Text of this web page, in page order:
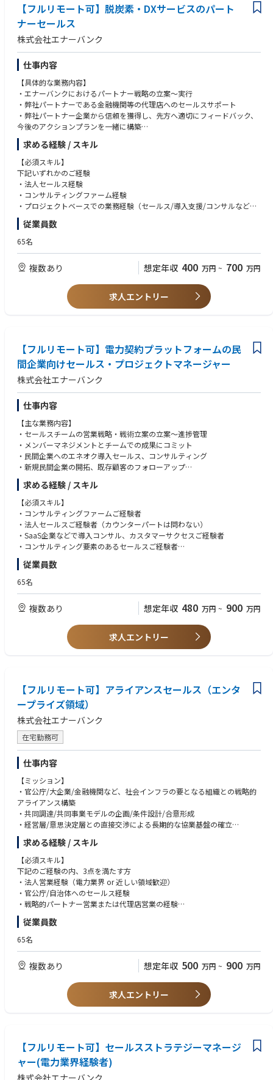
・福島県南相馬市【第３種電気主任技術者】
・福島県白河市【第２種電気主任技術者】
・福島県白河市【第３種電気主任技術者】
・福島県須賀川市【第３種電気主任技術者】
・福島県福島市【第２種電気主任技術者】
・福島県福島市【第３種電気主任技術者】
・福島県いわき市【第２種電気主任技術者】
・福島県いわき市【第３種電気主任技術者】
・福島県二本松市【第２種電気主任技術者】
・福島県楢葉町【第２種電気主任技術者】
～関東エリア～（茨城県、栃木県、群馬県、埼玉県、千葉県、東京都、神
奈川県、山梨県、長野県）
・茨城県久慈郡【第３種電気主任技術者】
・茨城県常陸太田市【第３種電気主任技術者】
・茨城県つくばみらい市【第２種電気主任技術者】
・茨城県美浦村【第２種電気主任技術者】
・茨城県高萩市【第２種電気主任技術者】
・栃木県栃木市【第２種電気主任技術者】
・栃木県栃木市【第３種電気主任技術者】
・栃木県宇都宮市【第２種電気主任技術者】
・群馬県高崎市【第２種電気主任技術者】
・埼玉県熊谷市【第２種電気主任技術者】
・千葉県市原市【第３種電気主任技術者】
・千葉県神埼町【第２種電気主任技術者】
・神奈川県厚木市【第３種電気主任技術者】
・長野県諏訪市【第３種電気主任技術者】
・長野県駒ケ根市【第２種電気主任技術者】
～北陸、中部エリア～（新潟県、富山県、石川県、福井県、岐阜県、静岡
県、愛知県、三重県）
・新潟県阿賀野市【第３種電気主任技術者】
・富山県高岡市【第３種電気主任技術者】
・石川県宝達志水町【第３種電気主任技術者】
・石川県能美市【第３種電気主任技術者】
・石川県鳳珠郡穴水町【第２種電気主任技術者】
・石川県七尾市【第２種電気主任技術者】
・岐阜県高山市【第２種電気主任技術者】
・三重県伊勢市【第２種電気主任技術者】
・三重県四日市市【第２種電気主任技術者】
～近畿エリア～（滋賀県、京都府、大阪府、兵庫県、奈良県、和歌山県）
・和歌山県和歌山市【第２種電気主任技術者】
・大阪府枚方市【第２種電気主任技術者】
・大阪府吹田市【第２種電気主任技術者】
・和歌山県和歌山市【第２種電気主任技術者】
～中国、四国エリア～（鳥取県、島根県、岡山県、広島県、山口県、徳島
県、香川県、愛媛県、高知県）
・広島県三次市【第２種電気主任技術者】
・山口県山口市【第２種電気主任技術者】
・山口県柳井市【第２種電気主任技術者】
～九州、沖縄エリア～（福岡県、佐賀県、長崎県、熊本県、大分県、宮崎
県、鹿児島県、沖縄県）
・大分県別府市【第２種電気主任技術者】
・大分県別府市【第３種電気主任技術者】
・宮崎県宮崎市【第２種電気主任技術者】
・宮崎県宮崎市【第３種電気主任技術者】
・宮崎県高鍋町【第２種電気主任技術者】
・宮崎県高鍋町【第３種電気主任技術者】
・鹿児島県指宿市【第２種電気主任技術者】
【保安業務従事者】※第3種電気主任技術者もしくは第2種電気主任技術者
の資格をお持ちの方
～北海道、東北エリア～（青森県、岩手県、宮城県、秋田県、山形県、福
島県）
・青森県八戸市【電気保安業務従事者】
・岩手県一関市【電気保安業務従事者】
・福島県南相馬市【電気保安業務従事者】
～関東エリア～（茨城県、栃木県、群馬県、埼玉県、千葉県、東京都、神
奈川県、山梨県、長野県）
・茨城県行方市【電気保安業務従事者】
・栃木県宇都宮市【電気保安業務従事者】
・埼玉県熊谷市【電気保安業務従事者】
・千葉県市原市【電気保安業務従事者】
・神奈川県厚木市【電気保安業務従事者】
【電気工事士ポジション】
～北海道、東北エリア～（青森県、岩手県、宮城県、秋田県、山形県、福
島県）
・宮城県鬼首【電気工事士】
・福島県白河市【電気工事士】
・福島県須賀川市【電気工事士】
～北陸、中部エリア～（新潟県、富山県、石川県、福井県、岐阜県、静岡
県、愛知県、三重県）
・富山県高岡市【電気工事士】
・石川県宝達志水町【電気工事士】
【フルリモート可】脱炭素・DXサービスのパート
ナーセールス
株式会社エナーバンク
仕事内容
【具体的な業務内容】
・エナーバンクにおけるパートナー戦略の立案〜実行
・弊社パートナーである金融機関等の代理店へのセールスサポート
・弊社パートナー企業から信頼を獲得し、先方へ適切にフィードバック、
今後のアクションプランを一緒に構築
・自治体企業、民間企業の新規開拓
・顧客に電力状況を提示するための情報をヒアリングし、資料化
・既存顧客、代理店へのフォロー
・エネオク導入が決定した企業に対する、電力調達までのカスタマーサク
セス
・社内PMチーム、オペレーションチームとの連携
・セールスやプロジェクトに関わる各種資料作成
・オペレーション各種の合理化、効率化
・新規自治体の開拓、既存顧客のフォローアップ
・入社時に、ご希望と弊社の期待値をすり合わせ取り組んでいただきま
・電力業界の知見を資料やメンバー、取締役からインプット。
（業界知見がなくとも、早期にキャチアップ、独り立ちができる体制をと
求める経験 / スキル
【必須スキル】
下記いずれかのご経験
・法人セールス経験
・コンサルティングファーム経験
・プロジェクトベースでの業務経験（セールス/導入支援/コンサルなど）
【歓迎スキル】
・官公庁/自治体向け営業やプロジェクト経験
・提案資料作成やプレゼンテーションスキル
【求める人物像】
・ミッション、バリューに共感し、事業成長を“自分ごと”として楽しめる
喜びを感じられる方
・完全リモート環境でも自律的に行動し、質の高いコミュニケーションを
取れる方
従業員数
65名
複数あり 想定年収 400 万円 ~ 700 万円
求人エントリー
【フルリモート可】電力契約プラットフォームの民
間企業向けセールス・プロジェクトマネージャー
株式会社エナーバンク
仕事内容
【主な業務内容】
・セールスチームの営業戦略・戦術立案の立案〜進捗管理
・メンバーマネジメントとチームでの成果にコミット
・民間企業へのエネオク導入セールス、コンサルティング
・新規民間企業の開拓、既存顧客のフォローアップ
・セールスストーリーの構築（サービスの価値、意味など）
・プロジェクトに関わるステークホルダーとの調整
・エネオク導入が決定した自治体に対する、電力調達までのカスタマーサ
クセス
・社内PMチーム、オペレーションチームとの連携
・ナレッジを体系化し、チームスキルを平準化
・オペレーション各種の合理化、効率化
【仕事のやりがい】
・スタートアップ初期のコアメンバーとして、事業推進、組織作りを経験
・電力業界のDXやスタートアップの成長を自分ごととして体験できます。
う役に立っているのか？実感値を得ながら仕事を進めることができます。
・原則フルリモートなので、1日24時間の自分の時間を自分らしく使うこ
・入社時に、ご希望と弊社の期待値をすり合わせ取り組んでいただきま
す。
・電力業界の知見を資料やメンバー、取締役からインプット。
（業界知見がなくとも、早期にキャチアップ、独り立ちができる体制をと
っています）
・OJT形式でフォローし、商談やプロジェクト同席からスタート。
求める経験 / スキル
【必須スキル】
・コンサルティングファームご経験者
・法人セールスご経験者（カウンターパートは問わない）
・SaaS企業などで導入コンサル、カスタマーサクセスご経験者
・コンサルティング要素のあるセールスご経験者
・営業企画のご経験
上記いずれかに加えて、マネージャーのご経験
・電力小売、太陽光等説明の営業経験
・官公庁自治体向けの営業経験
・プレゼンテーションスキル
・脱炭素に関連するコンサルティング経験
・自らの経験に捉われない吸収力やアイデアと領域を制限しない向上心を
持っている方
・裁量や意思決定の責任やプレッシャーを力に変えて、成長したい方
・社内外に対して、公平公正を大切にし仕事に取り組める方
・未経験の事柄があっても、自ら調べ立案し、メンバーにフィードバック
をもらうことで解決策を見つけられる方
・チームとしてより良い成果を出すことにフォーカスできる方
・フルリモートという環境の中で、自己管理で仕事ができる方
従業員数
65名
複数あり 想定年収 480 万円 ~ 900 万円
求人エントリー
【フルリモート可】アライアンスセールス（エンタ
ープライズ領域）
株式会社エナーバンク
在宅勤務可
仕事内容
【ミッション】
・官公庁/大企業/金融機関など、社会インフラの要となる組織との戦略的
アライアンス構築
・共同調達/共同事業モデルの企画/条件設計/合意形成
・経営層/意思決定層との直接交渉による長期的な協業基盤の確立
・パートナー企業の事業成長を支える戦略設計と伴走
・営業戦略立案/実行/進捗管理/事業目標達成
【具体的な業務】
・官公庁/大手民間企業/金融機関など戦略パートナーとの関係構築・深耕
・共同調達/共同事業に向けた提携スキームの企画/条件交渉
・パートナー企業の提案活動を支援し、現場フィードバックを戦略に反映
・プロジェクト進行における社内外ステークホルダー調整
・エネオク導入後の電力調達完了までの伴走支援（カスタマーサクセス）
・提案資料/事業スキーム設計資料の作成
・セールスチームのKPI設計〜管理〜事業目標へのコミット
【このポジションの魅力】
・官公庁/エンタープライズと社会インフラ領域での共同事業を推進でき
・PMF済プロダクト×成長市場で事業スケールを牽引できる
・脱炭素/エネルギーDXという社会的意義の高い領域で成果を残せる
・組織設計/仕組み化の余地が大きく、成長フェーズならではの裁量があ
ります
求める経験 / スキル
【必須スキル】
下記のご経験の内、3点を満たす方
・法人営業経験（電力業界 or 近しい領域歓迎）
・官公庁/自治体へのセールス経験
・戦略的パートナー営業または代理店営業の経験
・経営層や意思決定層との交渉経験
・コンサルティング型の営業経験
・官公庁/自治体向け営業経験
・電力小売/再エネ関連の事業経験
・新規事業/事業開発（BizDev）経験
【求める人物像】
・裁量やプレッシャーを前向きに捉え、手触り感ある成果にこだわる方
・多様なステークホルダーと信頼関係を築き、チームで成果を出すことに
喜びを感じられる方
従業員数
65名
複数あり 想定年収 500 万円 ~ 900 万円
求人エントリー
【フルリモート可】セールスストラテジーマネージ
ャー(電力業界経験者)